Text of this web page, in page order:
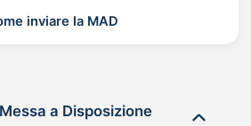
inviare la MAD
Disposizione